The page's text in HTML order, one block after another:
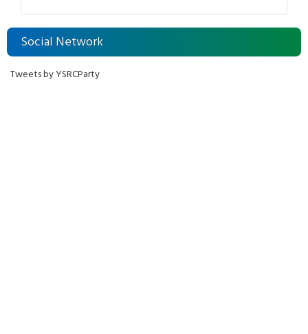
Social Network
Tweets by YSRCParty